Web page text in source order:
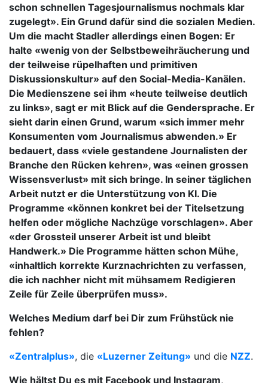
schon schnellen Tagesjournalismus nochmals klar
zugelegt». Ein Grund dafür sind die sozialen Medien.
Um die macht Stadler allerdings einen Bogen: Er
halte «wenig von der Selbstbeweihräucherung und
der teilweise rüpelhaften und primitiven
Diskussionskultur» auf den Social-Media-Kanälen.
Die Medienszene sei ihm «heute teilweise deutlich
zu links», sagt er mit Blick auf die Gendersprache. Er
sieht darin einen Grund, warum «sich immer mehr
Konsumenten vom Journalismus abwenden.» Er
bedauert, dass «viele gestandene Journalisten der
Branche den Rücken kehren», was «einen grossen
Wissensverlust» mit sich bringe. In seiner täglichen
Arbeit nutzt er die Unterstützung von KI. Die
Programme «können konkret bei der Titelsetzung
helfen oder mögliche Nachzüge vorschlagen». Aber
«der Grossteil unserer Arbeit ist und bleibt
Handwerk.» Die Programme hätten schon Mühe,
«inhaltlich korrekte Kurznachrichten zu verfassen,
die ich nachher nicht mit mühsamem Redigieren
Zeile für Zeile überprüfen muss».
Welches Medium darf bei Dir zum Frühstück nie
fehlen?
«Zentralplus», die «Luzerner Zeitung» und die NZZ.
Wie hältst Du es mit Facebook und Instagram,